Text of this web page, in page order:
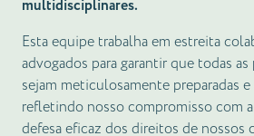
multidisciplinares.
Esta equipe trabalha em estreita
advogados para garantir que todas
sejam meticulosamente preparadas e
refletindo nosso compromisso com
defesa eficaz dos direitos de nossos